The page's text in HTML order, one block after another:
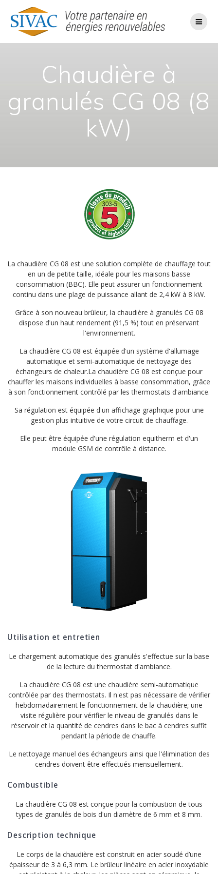
au
contenu
Chaudière à
granulés CG 08 (8
kW)
La chaudière CG 08 est une solution complète de chauffage tout
en un de petite taille, idéale pour les maisons basse
consommation (BBC). Elle peut assurer un fonctionnement
continu dans une plage de puissance allant de 2,4 kW à 8 kW.
Grâce à son nouveau brûleur, la chaudière à granulés CG 08
dispose d'un haut rendement (91,5 %) tout en préservant
l'environnement.
La chaudière CG 08 est équipée d'un système d'allumage
automatique et semi-automatique de nettoyage des
échangeurs de chaleur.La chaudière CG 08 est conçue pour
chauffer les maisons individuelles à basse consommation, grâce
à son fonctionnement contrôlé par les thermostats d'ambiance.
Sa régulation est équipée d'un affichage graphique pour une
gestion plus intuitive de votre circuit de chauffage.
Elle peut être équipée d'une régulation equitherm et d'un
module GSM de contrôle à distance.
Utilisation et entretien
Le chargement automatique des granulés s'effectue sur la base
de la lecture du thermostat d'ambiance.
La chaudière CG 08 est une chaudière semi-automatique
contrôlée par des thermostats. Il n'est pas nécessaire de vérifier
hebdomadairement le fonctionnement de la chaudière; une
visite régulière pour vérifier le niveau de granulés dans le
réservoir et la quantité de cendres dans le bac à cendres suffit
pendant la période de chauffe.
Le nettoyage manuel des échangeurs ainsi que l'élimination des
cendres doivent être effectués mensuellement.
Combustible
La chaudière CG 08 est conçue pour la combustion de tous
types de granulés de bois d'un diamètre de 6 mm et 8 mm.
Description technique
Le corps de la chaudière est construit en acier soudé d’une
épaisseur de 3 à 6,3 mm. Le brûleur linéaire en acier inoxydable